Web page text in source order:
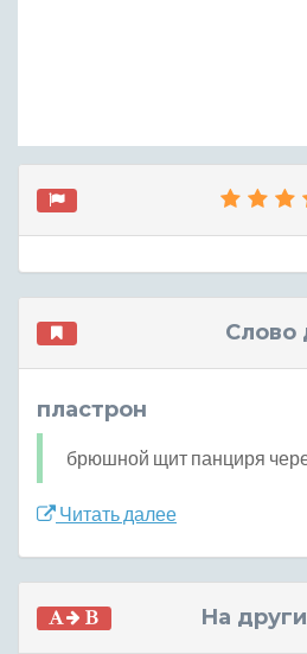
Слово
пластрон
брюшной щит панциря
Читать далее
На